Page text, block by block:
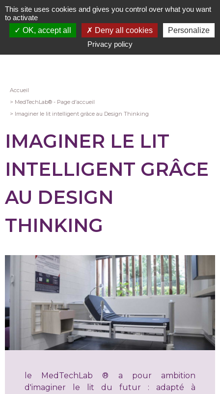
Aller
au
contenu
Fil
d'Ariane
Accueil
MedTechLab® - Page d'accueil
Imaginer le lit intelligent grâce au Design Thinking
IMAGINER LE LIT
INTELLIGENT GRÂCE
AU DESIGN
THINKING
le MedTechLab ® a pour ambition
d'imaginer le lit du futur :
adapté à
This site uses cookies and gives you control over what you want
to activate
OK, accept all
Deny all cookies
Personalize
Privacy policy